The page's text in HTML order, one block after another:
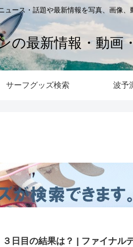
ュース・話題や最新情報を写真、画像、
の最新情報・動画
サーフグッズ検索 波予
３日目の結果は？ | ファイナル